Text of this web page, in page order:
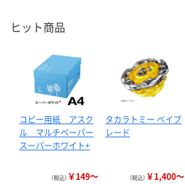
ヒット商品
コピー用紙 アスク
ル マルチペーパー
スーパーホワイト+
（税込） ￥149～
タカラトミー ベイブ
レード
（税込） ￥1,400～